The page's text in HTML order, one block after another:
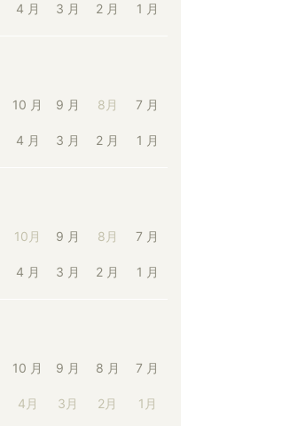
4 月 3 月 2 月 1 月
10 月 9 月 8月 7 月
4 月 3 月 2 月 1 月
10月 9 月 8月 7 月
4 月 3 月 2 月 1 月
10 月 9 月 8 月 7 月
4月 3月 2月 1月